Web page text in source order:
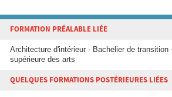
FORMATION PRÉALABLE LIÉE
Architecture d'intérieur - Bachelier de transition
supérieure des arts
QUELQUES FORMATIONS POSTÉRIEURES LIÉES